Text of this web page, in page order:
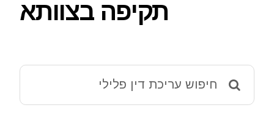
פסקי דין נבחרים
תקיפה בצוותא
for: